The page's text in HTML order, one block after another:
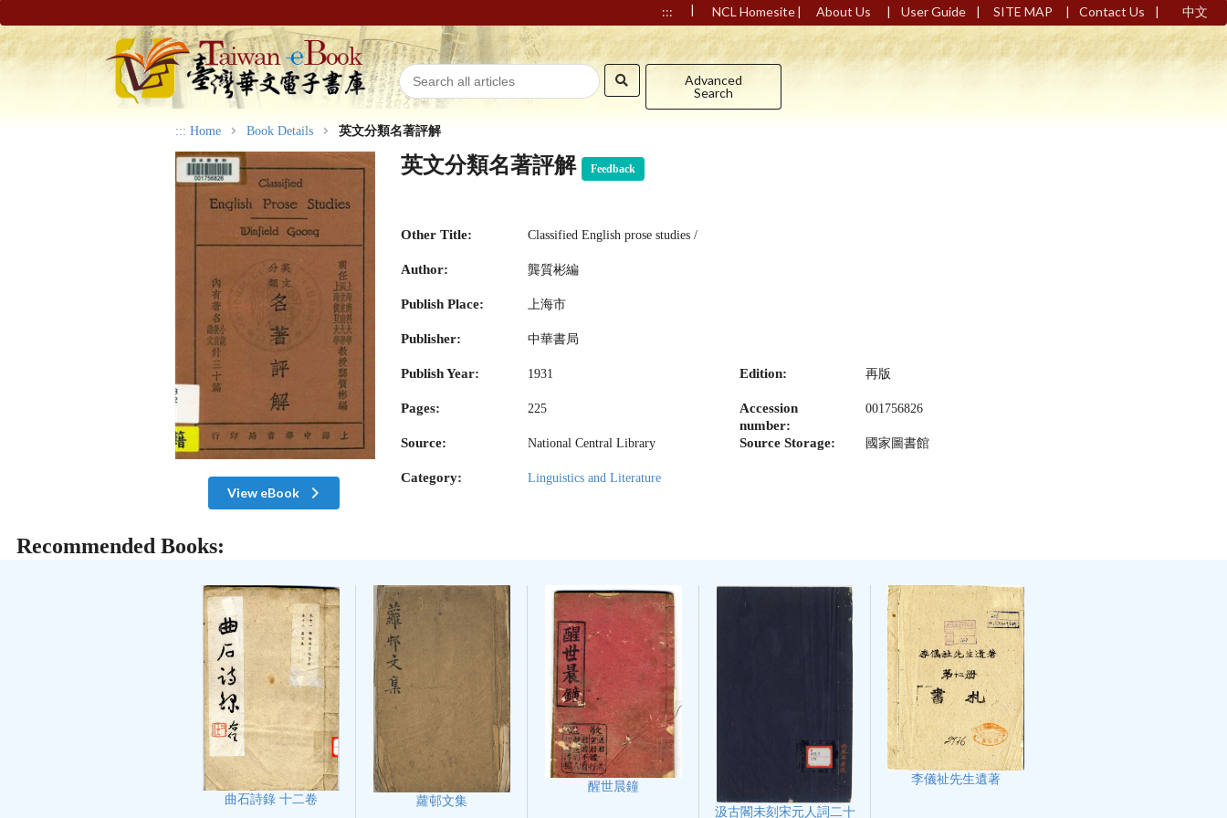
::: | NCL Homesite| About Us | User Guide | SITE MAP | Contact Us | 中文
Advanced
Search
::: Home Book Details 英文分類名著評解
View eBook
英文分類名著評解 Feedback
Other Title: Classified English prose studies /
Author: 龔質彬編
Publish Place: 上海市
Publisher: 中華書局
Publish Year: 1931 Edition: 再版
Pages: 225
Accession
number:
001756826
Source: National Central Library Source Storage: 國家圖書館
Category: Linguistics and Literature
Recommended Books:
曲石詩錄 十二卷 蘿邨文集
醒世晨鐘
汲古閣未刻宋元人詞二十
李儀祉先生遺著